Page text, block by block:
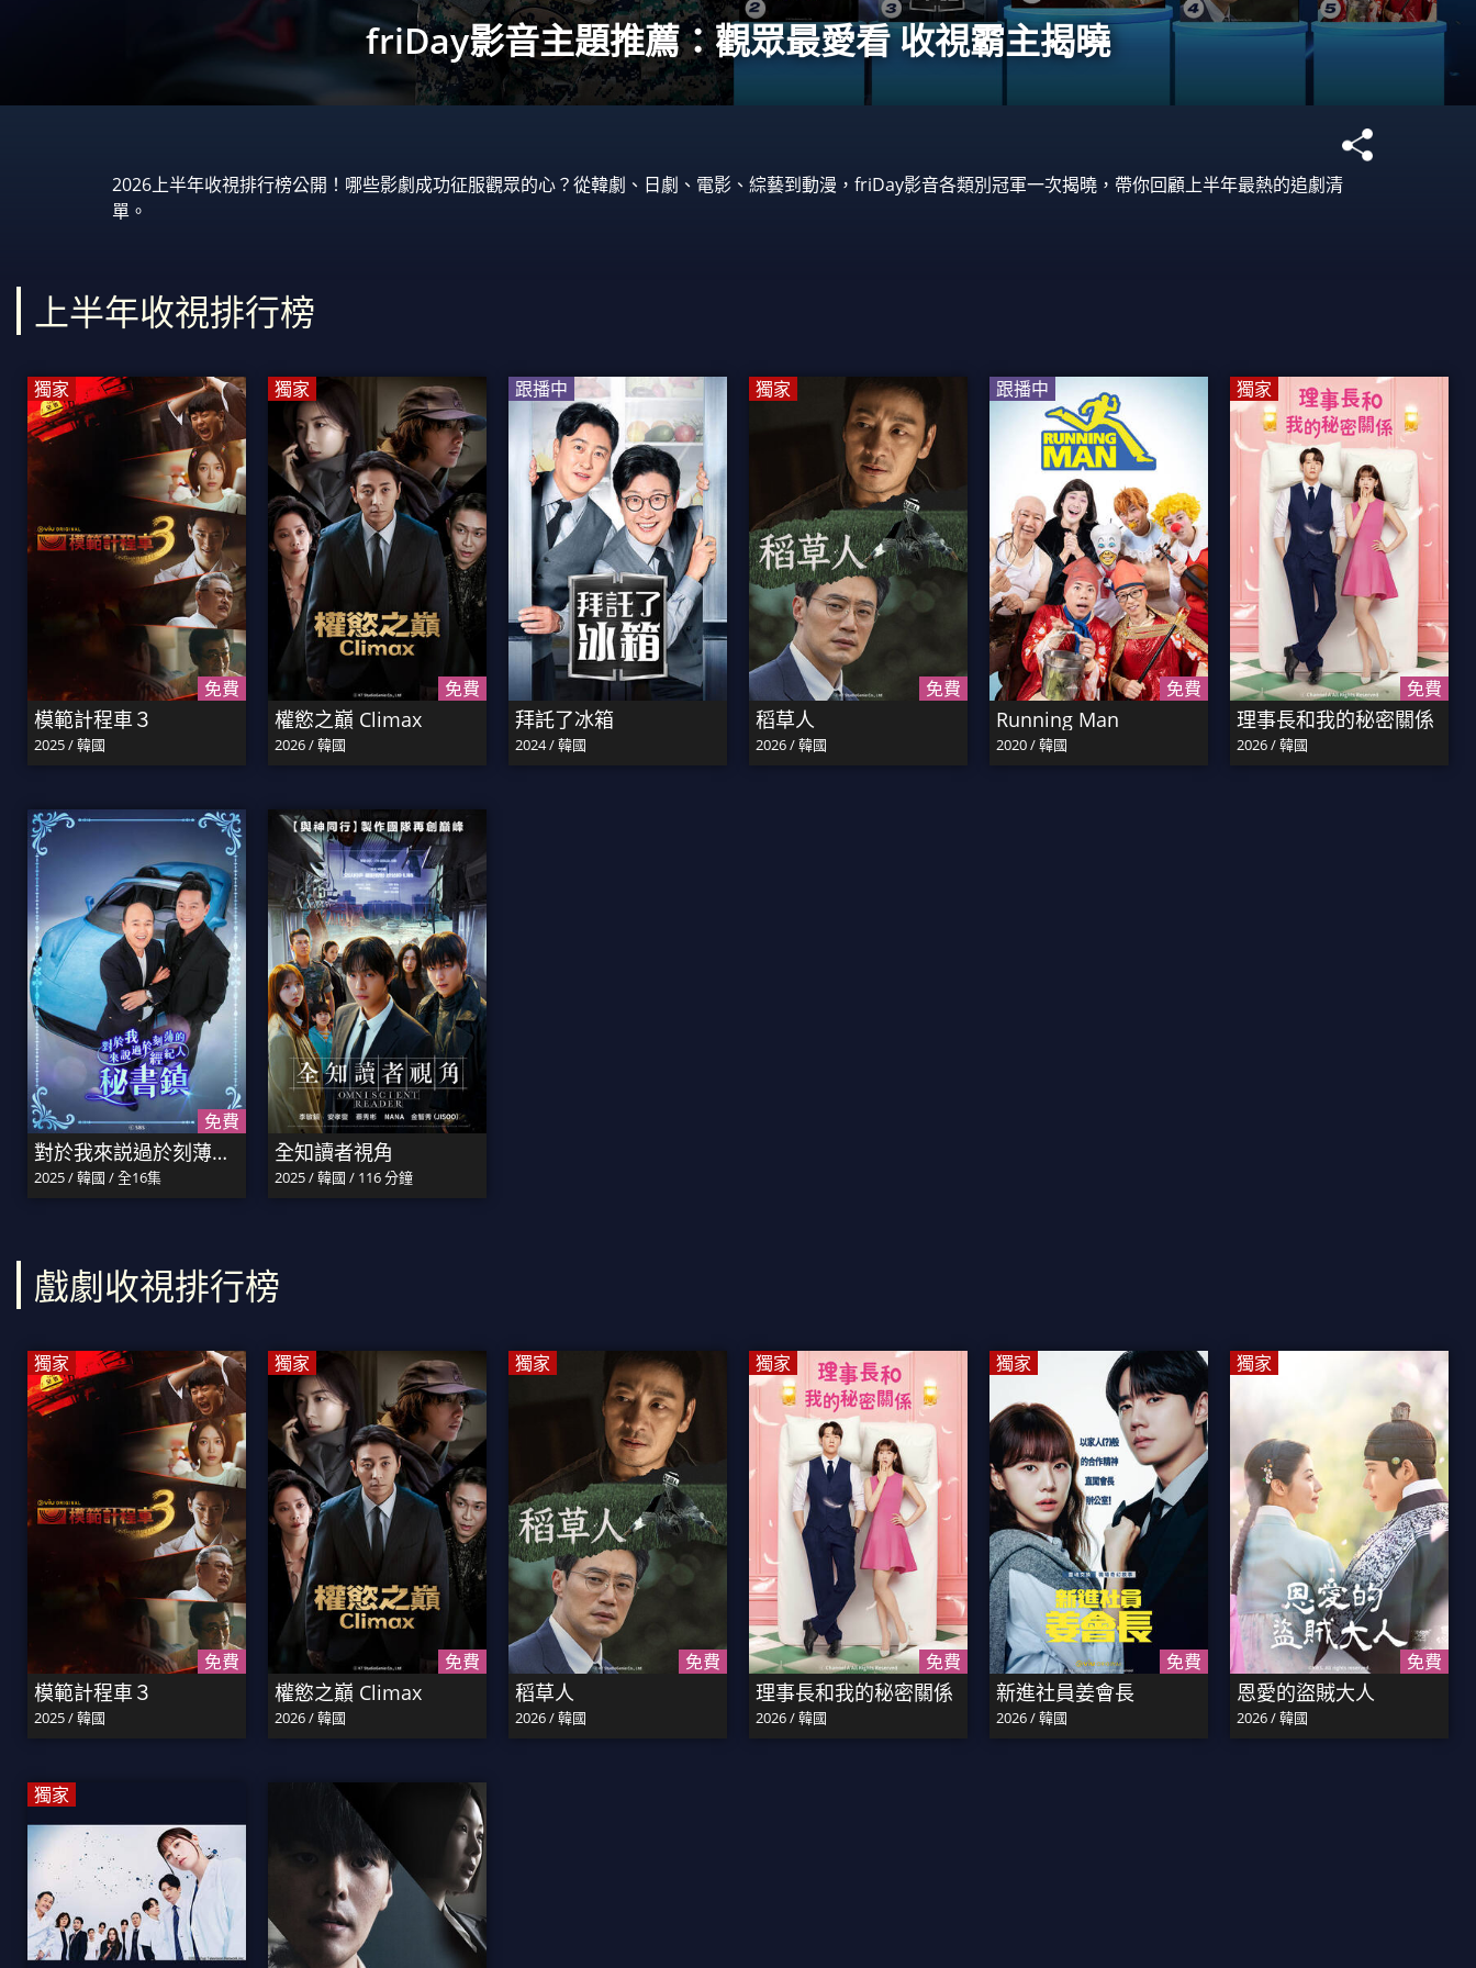
friDay影音主題推薦：觀眾最愛看 收視霸主揭曉
2026上半年收視排行榜公開！哪些影劇成功征服觀眾的心？從韓劇、日劇、電影、綜藝到動漫，friDay影音各類別冠軍一次揭曉，帶你回顧上半年最熱的追劇清
單。
上半年收視排行榜
獨家
免費
模範計程車３
2025 / 韓國
獨家
免費
權慾之巔 Climax
2026 / 韓國
跟播中
拜託了冰箱
2024 / 韓國
獨家
免費
稻草人
2026 / 韓國
跟播中
免費
Running Man
2020 / 韓國
獨家
免費
理事長和我的秘密關係
2026 / 韓國
免費
對於我來説過於刻薄的經紀人－秘書鎮
2025 / 韓國 / 全16集
全知讀者視角
2025 / 韓國 / 116 分鐘
戲劇收視排行榜
獨家
免費
模範計程車３
2025 / 韓國
獨家
免費
權慾之巔 Climax
2026 / 韓國
獨家
免費
稻草人
2026 / 韓國
獨家
免費
理事長和我的秘密關係
2026 / 韓國
獨家
免費
新進社員姜會長
2026 / 韓國
獨家
免費
恩愛的盜賊大人
2026 / 韓國
獨家